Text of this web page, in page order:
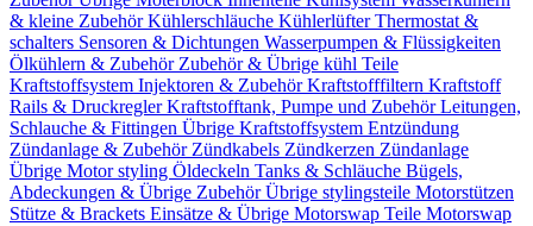
& kleine ZubehörKühlerschläuche KühlerlüfterThermostat &
schalters Sensoren & Dichtungen Wasserpumpen & Flüssigkeiten
Ölkühlern & Zubehör Zubehör & Übrige kühl Teile
Kraftstoffsystem Injektoren & ZubehörKraftstofffiltern Kraftstoff
Rails & DruckreglerKraftstofftank, Pumpe und ZubehörLeitungen,
Schlauche & Fittingen Übrige Kraftstoffsystem Entzündung
Zündanlage & Zubehör Zündkabels Zündkerzen Zündanlage
Übrige Motor styling Öldeckeln Tanks & Schläuche Bügels,
Abdeckungen & Übrige ZubehörÜbrige stylingsteile Motorstützen
Stütze & Brackets Einsätze & Übrige Motorswap Teile Motorswap